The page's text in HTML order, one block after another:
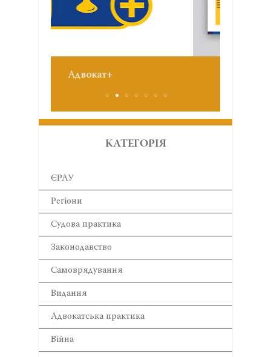
КАТЕГОРІЯ
ЄРАУ
Регіони
Cудова практика
Законодавство
Самоврядування
Видання
Адвокатська практика
Війна